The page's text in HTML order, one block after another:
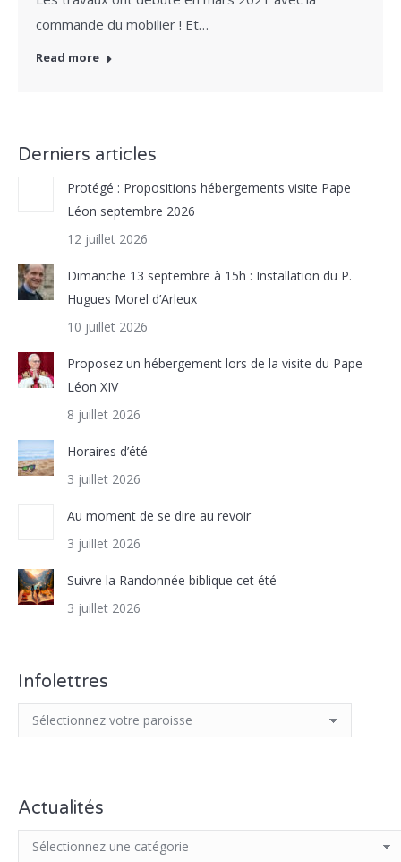
commande du mobilier ! Et…
Read more
Derniers articles
Protégé : Propositions hébergements visite Pape
Léon septembre 2026
12 juillet 2026
Dimanche 13 septembre à 15h : Installation du P.
Hugues Morel d’Arleux
10 juillet 2026
Proposez un hébergement lors de la visite du Pape
Léon XIV
8 juillet 2026
Horaires d’été
3 juillet 2026
Au moment de se dire au revoir
3 juillet 2026
Suivre la Randonnée biblique cet été
3 juillet 2026
Infolettres
Actualités